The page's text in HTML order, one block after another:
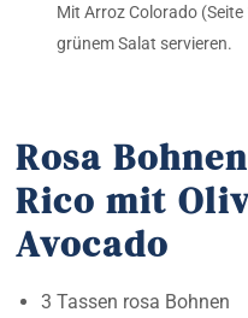
Mit Arroz Colorado
grünem Salat servieren.
Rosa
Rico mit
Avocado
3 Tassen rosa Bohnen